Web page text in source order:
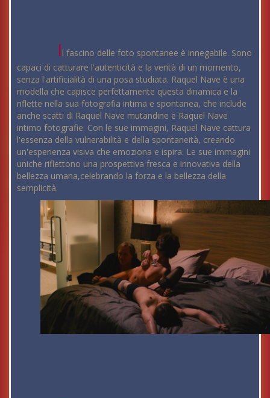
Il fascino delle foto spontanee è innegabile. Sono
capaci di catturare l'autenticità e la verità di un momento,
senza l'artificialità di una posa studiata. Raquel Nave è una
modella che capisce perfettamente questa dinamica e la
riflette nella sua fotografia intima e spontanea, che include
anche scatti di Raquel Nave mutandine e Raquel Nave
intimo fotografie. Con le sue immagini, Raquel Nave cattura
l'essenza della vulnerabilità e della spontaneità, creando
un'esperienza visiva che emoziona e ispira. Le sue immagini
uniche riflettono una prospettiva fresca e innovativa della
bellezza umana,celebrando la forza e la bellezza della
semplicità.